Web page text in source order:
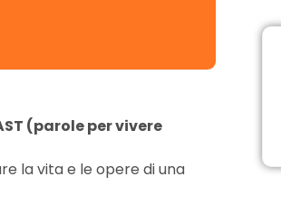
(parole per vivere
la vita e le opere di una